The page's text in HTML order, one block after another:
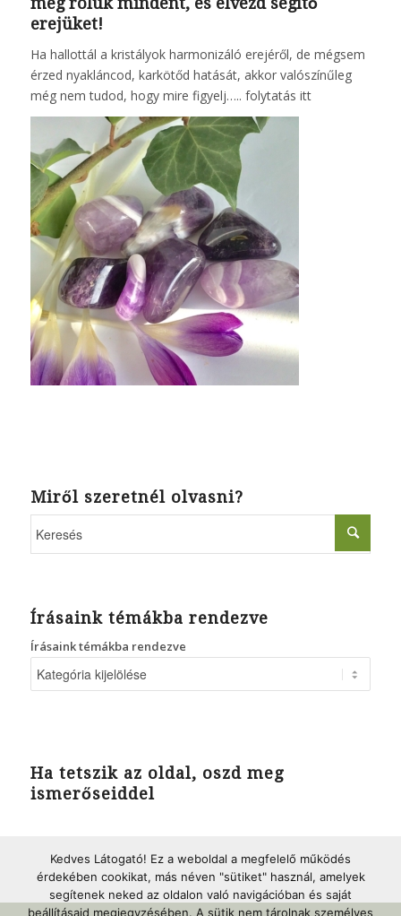
erejüket!
Ha hallottál a kristályok harmonizáló erejéről, de mégsem
érzed nyakláncod, karkötőd hatását, akkor valószínűleg
még nem tudod, hogy mire figyelj….. folytatás itt
Miről szeretnél olvasni?
Írásaink témákba rendezve
Írásaink témákba rendezve
Ha tetszik az oldal, oszd meg
ismerőseiddel
Kedves Látogató! Ez a weboldal a megfelelő működés
érdekében cookikat, más néven "sütiket" használ, amelyek
segítenek neked az oldalon való navigációban és saját
beállításaid megjegyzésében. A sütik nem tárolnak személyes